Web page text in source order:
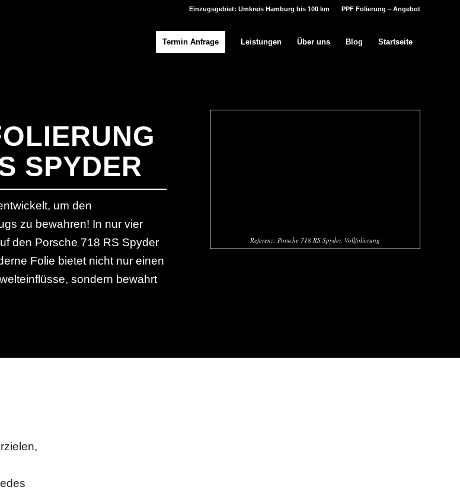
PPF Folierung – Angebot
Einzugsgebiet: Umkreis Hamburg bis 100 km
Termin Anfrage Leistungen Über uns Blog Startseite
SPYDER
um den
zu bewahren! In nur vier
den Porsche 718 RS Spyder
Folie bietet nicht nur einen
sondern bewahrt
Referenz: Porsche 718 RS Spyder, Vollfolierung